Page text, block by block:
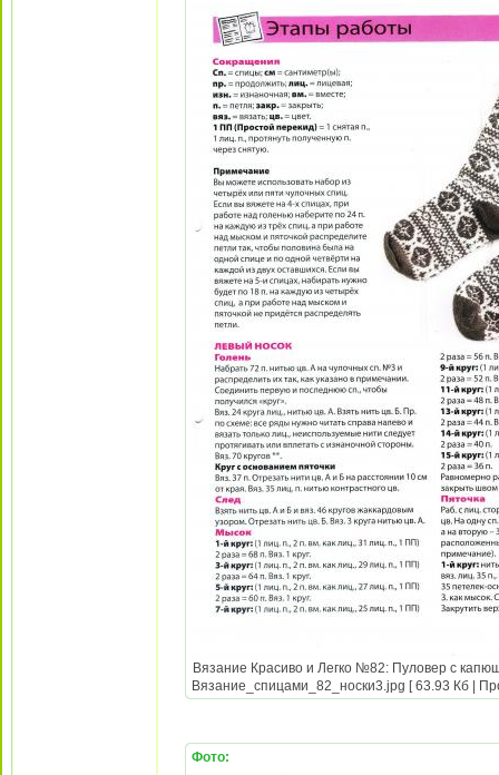
Вязание Красиво и Легко №82: Пуловер с
Вязание_спицами_82_носки3.jpg [ 63.93 Кб |
Фото: